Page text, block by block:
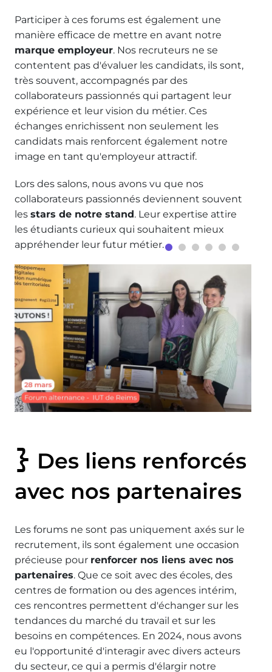
Participer à ces forums est également une
manière efficace de mettre en avant notre
marque employeur. Nos recruteurs ne se
contentent pas d'évaluer les candidats, ils sont,
très souvent, accompagnés par des
collaborateurs passionnés qui partagent leur
expérience et leur vision du métier. Ces
échanges enrichissent non seulement les
candidats mais renforcent également notre
image en tant qu'employeur attractif.
Lors des salons, nous avons vu que nos
collaborateurs passionnés deviennent souvent
les stars de notre stand. Leur expertise attire
les étudiants curieux qui souhaitent mieux
appréhender leur futur métier.
Des liens renforcés
avec nos partenaires
Les forums ne sont pas uniquement axés sur le
recrutement, ils sont également une occasion
précieuse pour renforcer nos liens avec nos
partenaires. Que ce soit avec des écoles, des
centres de formation ou des agences intérim,
ces rencontres permettent d'échanger sur les
tendances du marché du travail et sur les
besoins en compétences. En 2024, nous avons
eu l'opportunité d'interagir avec divers acteurs
du secteur, ce qui a permis d'élargir notre